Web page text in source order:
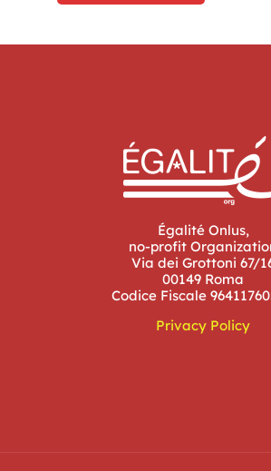
Égalité Onlus,
no-profit
Via dei Grottoni 67/
00149 Roma
Codice Fiscale
Privacy Policy